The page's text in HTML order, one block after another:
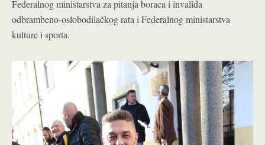
Federalnog ministarstva za pitanja boraca i invalida
odbrambeno-oslobodilačkog rata i Federalnog ministarstva
kulture i sporta.